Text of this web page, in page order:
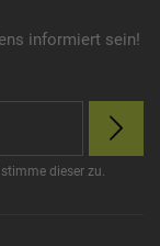
informiert sein!
dieser zu.